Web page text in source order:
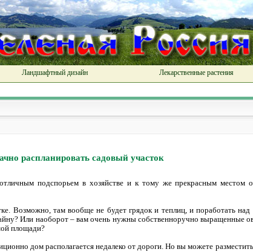
Ландшафтный дизайн Лекарственные растения
распланировать садовый участок
подспорьем в хозяйстве и к тому же прекрасным местом
Возможно, там вообще не будет грядок и теплиц, и поработать
Или наоборот – вам очень нужны собственноручно выращенные
площади?
дом располагается недалеко от дороги. Но вы можете разместить